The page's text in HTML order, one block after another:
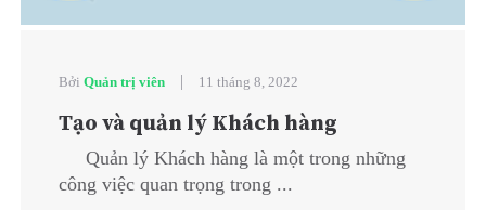
Bởi Quản trị viên | 11 tháng 8, 2022
Tạo và quản lý Khách hàng
Quản lý Khách hàng là một trong những
công việc quan trọng trong ...